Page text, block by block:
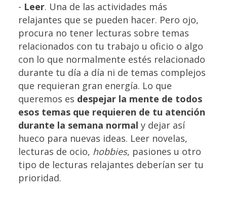
- Leer. Una de las actividades más
relajantes que se pueden hacer. Pero ojo,
procura no tener lecturas sobre temas
relacionados con tu trabajo u oficio o algo
con lo que normalmente estés relacionado
durante tu día a día ni de temas complejos
que requieran gran energía. Lo que
queremos es despejar la mente de todos
esos temas que requieren de tu atención
durante la semana normal y dejar así
hueco para nuevas ideas. Leer novelas,
lecturas de ocio, hobbies, pasiones u otro
tipo de lecturas relajantes deberían ser tu
prioridad.